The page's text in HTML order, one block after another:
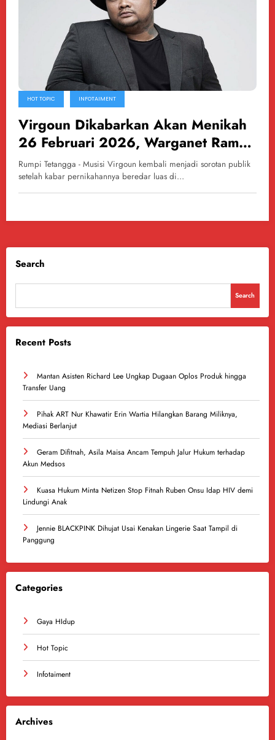
HOT TOPIC INFOTAIMENT
Virgoun Dikabarkan Akan Menikah
26 Februari 2026, Warganet Ramai
Beri Reaksi
Rumpi Tetangga - Musisi Virgoun kembali menjadi sorotan publik
setelah kabar pernikahannya beredar luas di…
Search
Search
Recent Posts
Mantan Asisten Richard Lee Ungkap Dugaan Oplos Produk hingga
Transfer Uang
Pihak ART Nur Khawatir Erin Wartia Hilangkan Barang Miliknya,
Mediasi Berlanjut
Geram Difitnah, Asila Maisa Ancam Tempuh Jalur Hukum terhadap
Akun Medsos
Kuasa Hukum Minta Netizen Stop Fitnah Ruben Onsu Idap HIV demi
Lindungi Anak
Jennie BLACKPINK Dihujat Usai Kenakan Lingerie Saat Tampil di
Panggung
Categories
Gaya HIdup
Hot Topic
Infotaiment
Archives